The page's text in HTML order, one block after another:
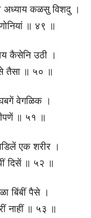
अध्याय कळसु विशदु ।
॥ ४९ ॥
कैसेनि उठी ।
तैसा ॥ ५० ॥
वेगळिक ।
॥ ५१ ॥
एक शरीर ।
दिसें ॥ ५२ ॥
बिंबीं पैसे ।
नाहीं ॥ ५३ ॥